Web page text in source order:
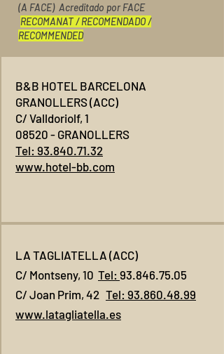
(A FACE) Acreditado por FACE
RECOMANAT / RECOMENDADO /
RECOMMENDED
B&B HOTEL BARCELONA
GRANOLLERS (ACC)
C/ Valldoriolf, 1
08520 - GRANOLLERS
Tel: 93.840.71.32
www.hotel-bb.com
LA TAGLIATELLA (ACC)
C/ Montseny, 10 Tel: 93.846.75.05
C/ Joan Prim, 42 Tel: 93.860.48.99
www.latagliatella.es